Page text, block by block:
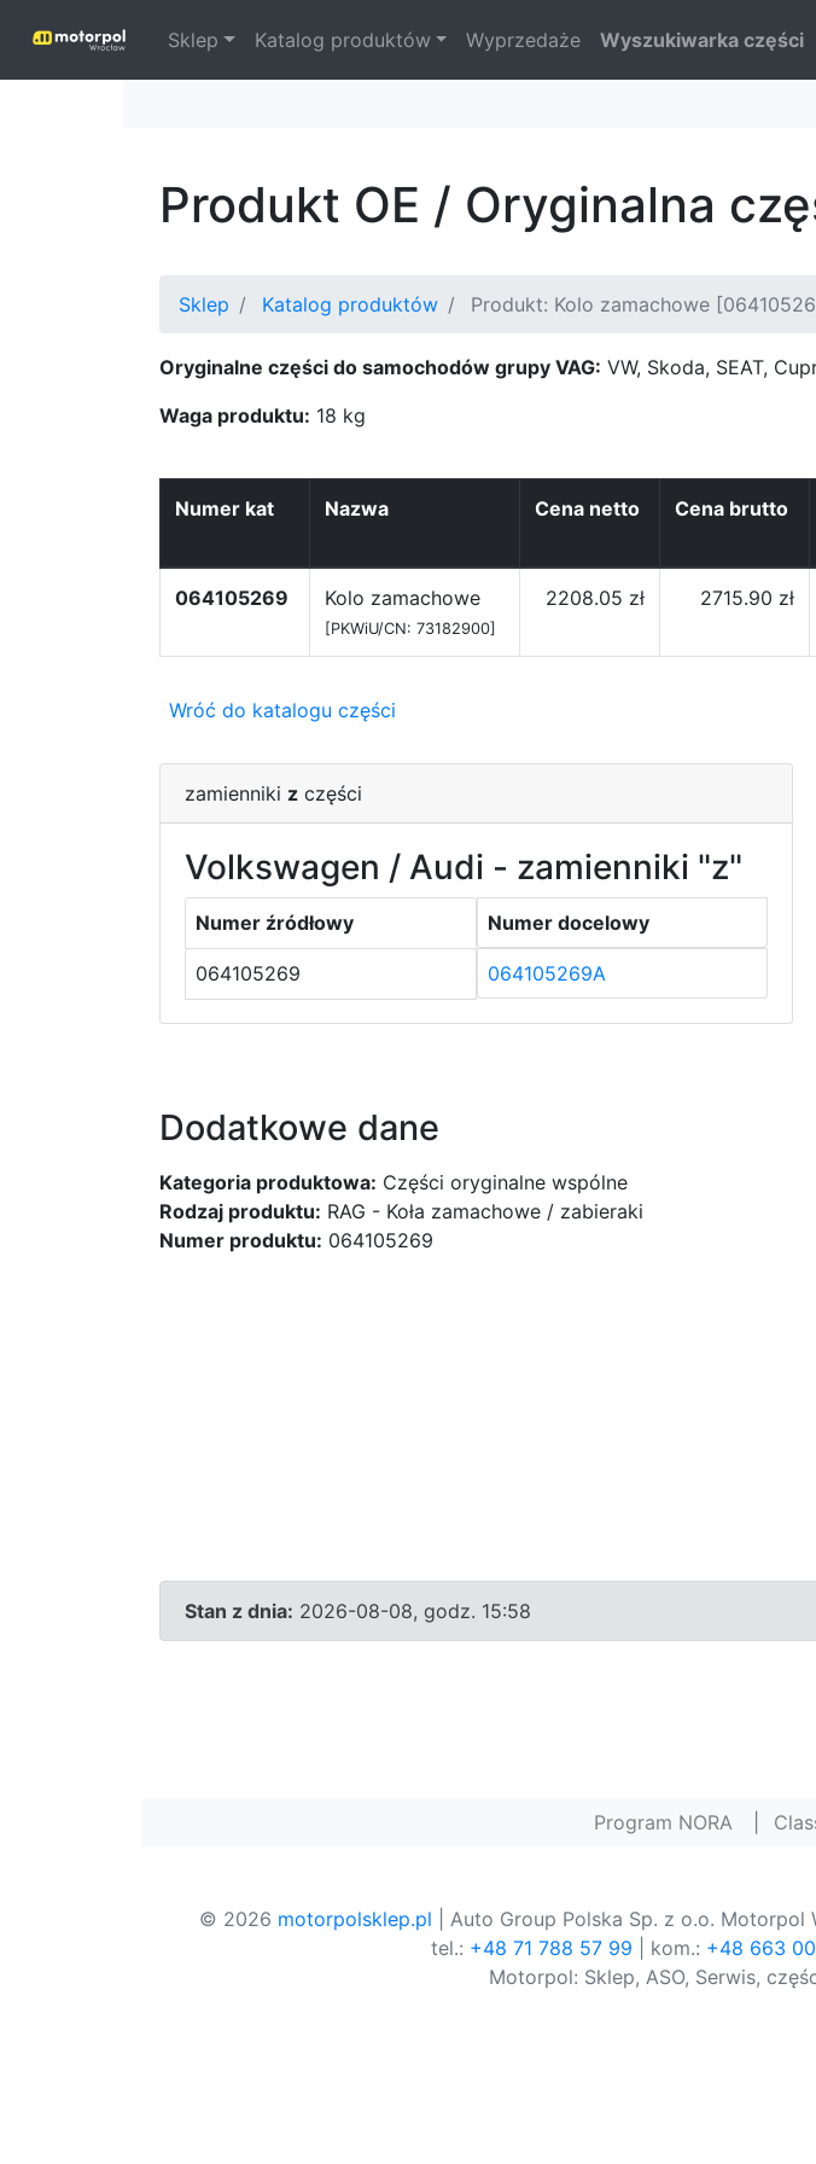
Sklep Katalog produktów Wyprzedaże Wyszukiwarka części
Produkt OE / Oryginalna
Sklep Katalog produktów Produkt: Kolo zamachowe
Oryginalne części do samochodów grupy VAG: VW, Skoda, SEAT,
Waga produktu: 18 kg
Numer kat Nazwa Cena netto Cena brutto
064105269 Kolo zamachowe
[PKWiU/CN: 73182900]
2208.05 zł 2715.90 zł
Wróć do katalogu części
zamienniki z części
Volkswagen / Audi - zamienniki "z"
Numer źródłowy Numer docelowy
064105269 064105269A
Dodatkowe dane
Kategoria produktowa: Części oryginalne wspólne
Rodzaj produktu: RAG - Koła zamachowe / zabieraki
Numer produktu: 064105269
Stan z dnia: 2026-08-08, godz. 15:58
Program NORA
© 2026 motorpolsklep.pl | Auto Group Polska Sp. z o.o. Motorpol
tel.: +48 71 788 57 99 | kom.: +48 663
Motorpol: Sklep, ASO, Serwis,